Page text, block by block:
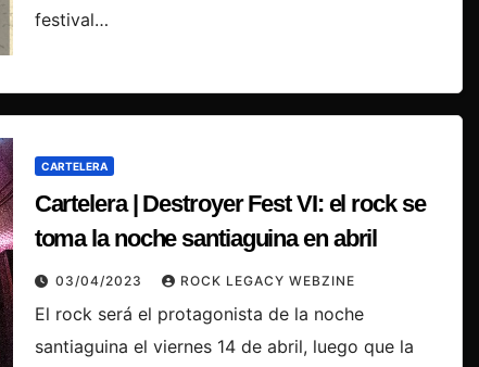
festival…
CARTELERA
Cartelera | Destroyer Fest VI: el rock se
toma la noche santiaguina en abril
03/04/2023 ROCK LEGACY WEBZINE
El rock será el protagonista de la noche
santiaguina el viernes 14 de abril, luego que la